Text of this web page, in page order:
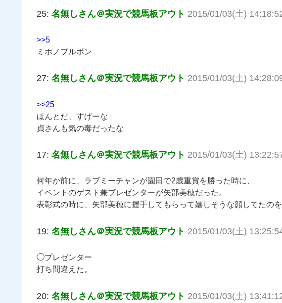
25: 名無しさん＠実況で競馬板アウト 2015/01/03(土)
>>5
ミホノブルボン
27: 名無しさん＠実況で競馬板アウト 2015/01/03(土)
>>25
ほんとだ、すげーな
貞さんも気の毒だったな
17: 名無しさん＠実況で競馬板アウト 2015/01/03(土)
何年か前に、ラブミーチャンが園田で2歳重賞を勝った時に、
イベントのゲスト兼ブレゼンターが矢部美穂だった。
表彰式の時に、矢部美穂に握手してもらって嬉しそうな顔してたのを
19: 名無しさん＠実況で競馬板アウト 2015/01/03(土)
◯プレゼンター
打ち間違えた。
20: 名無しさん＠実況で競馬板アウト 2015/01/03(土)